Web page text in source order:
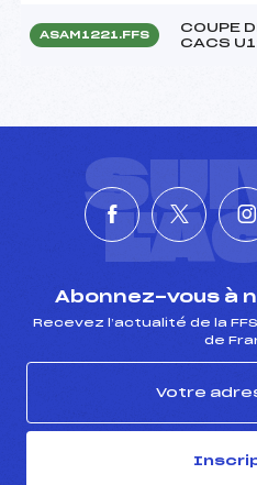
ASAM1221.FFS
COUPE
CACS
Abonnez-vous à
Recevez l’actualité de la
de